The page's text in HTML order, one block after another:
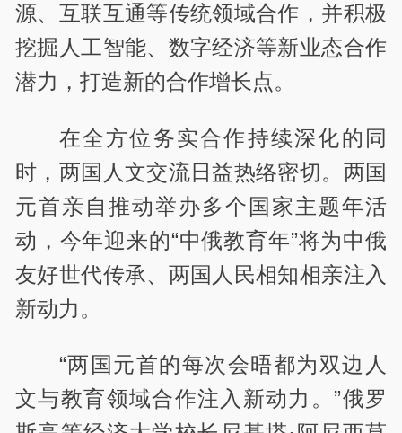
源、互联互通等传统领域合作，并积极
挖掘人工智能、数字经济等新业态合作
潜力，打造新的合作增长点。
在全方位务实合作持续深化的同
时，两国人文交流日益热络密切。两国
元首亲自推动举办多个国家主题年活
动，今年迎来的“中俄教育年”将为中俄
友好世代传承、两国人民相知相亲注入
新动力。
“两国元首的每次会晤都为双边人
文与教育领域合作注入新动力。”俄罗